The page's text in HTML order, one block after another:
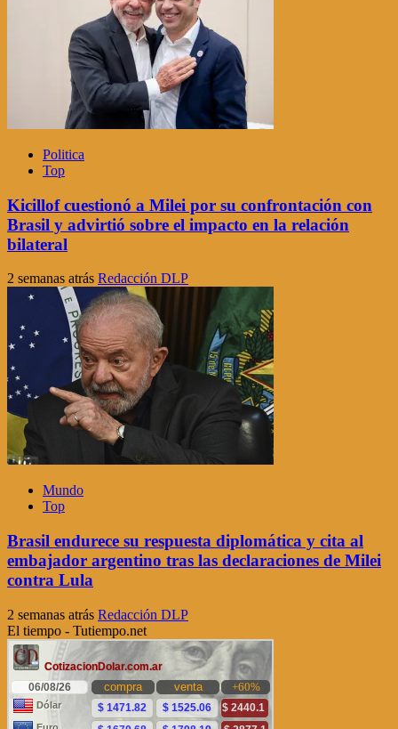
Politica
Top
Kicillof cuestionó a Milei por su confrontación con
Brasil y advirtió sobre el impacto en la relación
bilateral
2 semanas atrás Redacción DLP
Mundo
Top
Brasil endurece su respuesta diplomática y cita al
embajador argentino tras las declaraciones de Milei
contra Lula
2 semanas atrás Redacción DLP
El tiempo - Tutiempo.net